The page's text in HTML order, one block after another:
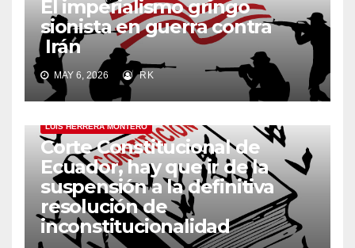
El imperialismo gringo
sionista en guerra contra
Irán
MAY 6, 2026 RK
LUIS HERRERA MONTERO
Corte Constitucional de
Ecuador, hay que ir de la
suspensión a la definitiva
resolución de
inconstitucionalidad